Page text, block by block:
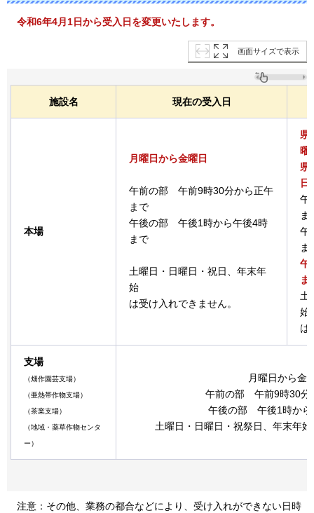
令和6年4月1日から受入日を変更いたします。
画面サイズで表示
施設名 現在の受入日
本場
月曜日から金曜日
午前の部
午前9時30分から正午
まで
午後の部
午後1時から午後4時
まで
土曜日・日曜日・祝日、年末年
始
は受け入れできません。
県
曜
県
日
午
ま
午
ま
午
ま
土
始
は
支場
（畑作園芸支場）
（亜熱帯作物支場）
（茶業支場）
（地域・薬草作物センタ
ー）
月曜日から金
午前の部
午前9時30分
午後の部
午後1時か
土曜日・日曜日・祝祭日、年末年
注意：その他、業務の都合などにより、受け入れができない日時